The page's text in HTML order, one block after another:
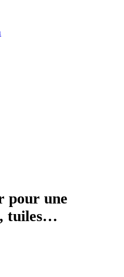
pour une
tuiles…